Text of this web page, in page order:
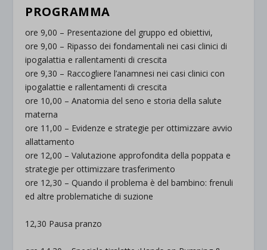
PROGRAMMA
ore 9,00 – Presentazione del gruppo ed obiettivi,
ore 9,00 – Ripasso dei fondamentali nei casi clinici di
ipogalattia e rallentamenti di crescita
ore 9,30 – Raccogliere l’anamnesi nei casi clinici con
ipogalattie e rallentamenti di crescita
ore 10,00 – Anatomia del seno e storia della salute
materna
ore 11,00 – Evidenze e strategie per ottimizzare avvio
allattamento
ore 12,00 – Valutazione approfondita della poppata e
strategie per ottimizzare trasferimento
ore 12,30 – Quando il problema è del bambino: frenuli
ed altre problematiche di suzione
12,30 Pausa pranzo